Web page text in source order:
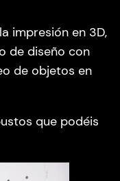
impresión en 3D,
de diseño con
de objetos en
que podéis